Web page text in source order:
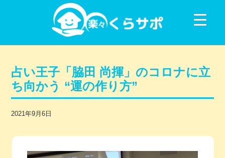
コンテンツに移動
占い王子「脇田 尚揮」のコロナに立
ち向かう “運の作り方”
2021年9月6日